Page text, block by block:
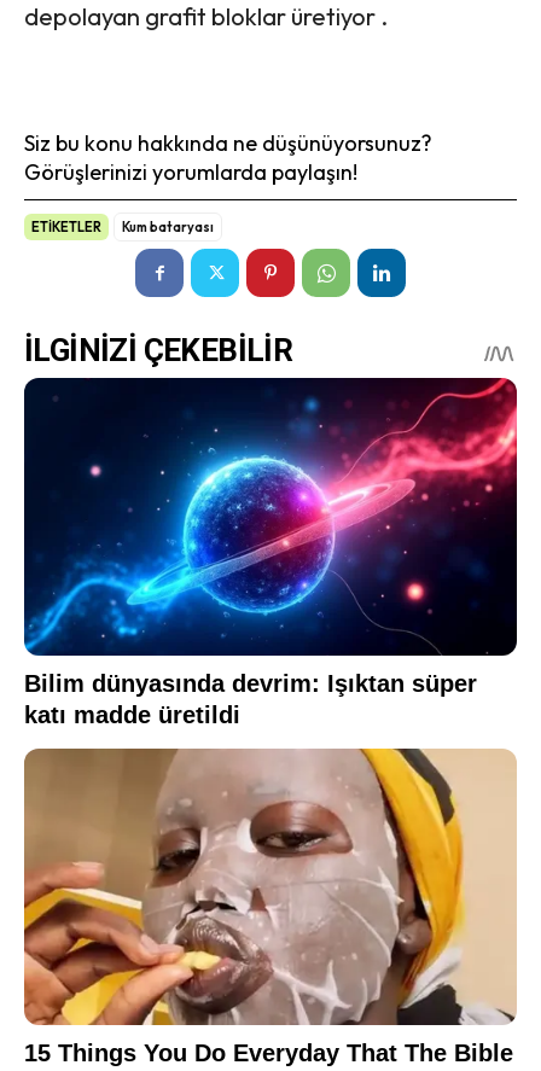
depolayan grafit bloklar üretiyor .
Siz bu konu hakkında ne düşünüyorsunuz?
Görüşlerinizi yorumlarda paylaşın!
ETİKETLER Kum bataryası